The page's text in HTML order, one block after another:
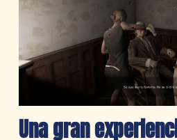
Una gran